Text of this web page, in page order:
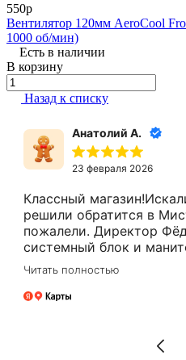
550р
Вентилятор 120мм AeroCool
1000 об/мин)
Есть в наличии
В корзину
Назад к списку
Анатолий А.
23 февраля 2026
Классный
решили обратится в
пожалели. Директор
системный блок и
15.Цены адекватные, за
делают.Спасибо Вам
бизнесе!
Читать полностью